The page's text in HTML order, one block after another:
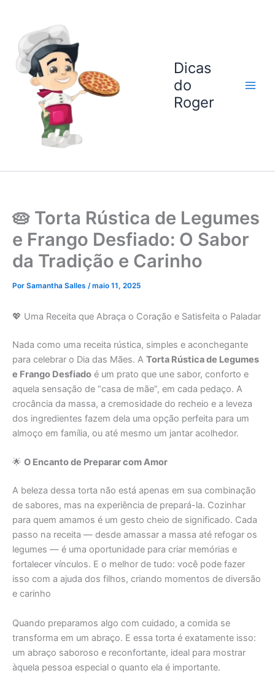
conteúdo
Dicas
do
Roger
🥧 Torta Rústica de Legumes
e Frango Desfiado: O Sabor
da Tradição e Carinho
Por Samantha Salles /maio 11, 2025
💖 Uma Receita que Abraça o Coração e Satisfeita o Paladar
Nada como uma receita rústica, simples e aconchegante
para celebrar o Dia das Mães. A Torta Rústica de Legumes
e Frango Desfiado é um prato que une sabor, conforto e
aquela sensação de “casa de mãe”, em cada pedaço. A
crocância da massa, a cremosidade do recheio e a leveza
dos ingredientes fazem dela uma opção perfeita para um
almoço em família, ou até mesmo um jantar acolhedor.
🌟 O Encanto de Preparar com Amor
A beleza dessa torta não está apenas em sua combinação
de sabores, mas na experiência de prepará-la. Cozinhar
para quem amamos é um gesto cheio de significado. Cada
passo na receita — desde amassar a massa até refogar os
legumes — é uma oportunidade para criar memórias e
fortalecer vínculos. E o melhor de tudo: você pode fazer
isso com a ajuda dos filhos, criando momentos de diversão
e carinho
Quando preparamos algo com cuidado, a comida se
transforma em um abraço. E essa torta é exatamente isso:
um abraço saboroso e reconfortante, ideal para mostrar
àquela pessoa especial o quanto ela é importante.